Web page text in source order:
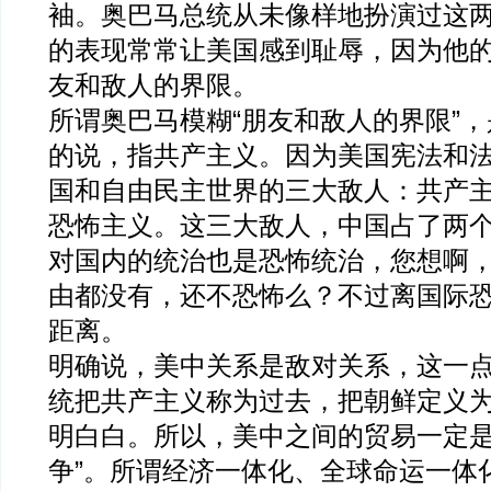
袖。奥巴马总统从未像样地扮演过这
的表现常常让美国感到耻辱，因为他
友和敌人的界限。
所谓奥巴马模糊“朋友和敌人的界限”
的说，指共产主义。因为美国宪法和
国和自由民主世界的三大敌人：共产
恐怖主义。这三大敌人，中国占了两
对国内的统治也是恐怖统治，您想啊
由都没有，还不恐怖么？不过离国际
距离。
明确说，美中关系是敌对关系，这一
统把共产主义称为过去，把朝鲜定义
明白白。所以，美中之间的贸易一定
争”。所谓经济一体化、全球命运一体